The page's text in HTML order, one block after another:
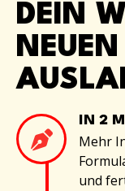
DEIN
IN 2
Mehr
und